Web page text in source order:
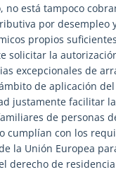
no está tampoco
por desempleo
propios
solicitar la
excepcionales de
de aplicación
justamente facilitar
de personas
cumplían con los
la Unión Europea
derecho de